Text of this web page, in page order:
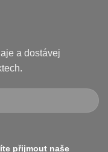
a dostávej
přijmout naše